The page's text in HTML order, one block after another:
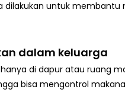
dilakukan untuk
dalam keluarga
di dapur atau ruang
bisa mengontrol